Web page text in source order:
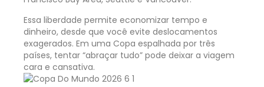
Essa liberdade permite economizar tempo e
dinheiro, desde que você evite deslocamentos
exagerados. Em uma Copa espalhada por três
países, tentar “abraçar tudo” pode deixar a viagem
cara e cansativa.